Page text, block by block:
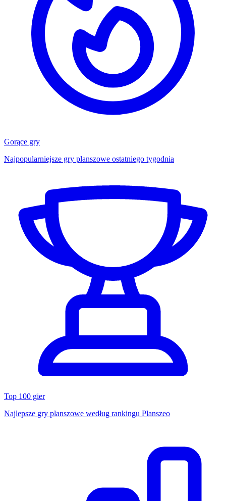
Gorące gry
Najpopularniejsze gry planszowe ostatniego tygodnia
Top 100 gier
Najlepsze gry planszowe według rankingu Planszeo